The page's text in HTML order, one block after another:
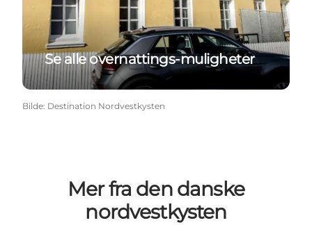
Se alle overnattings-muligheter
Bilde: Destination Nordvestkysten
Mer fra den danske
nordvestkysten